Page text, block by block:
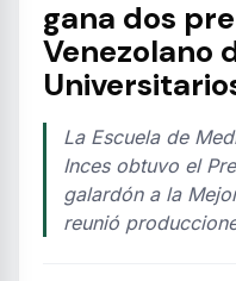
gana dos
Venezolano
La Escuela de
Inces obtuvo el
galardón a la
reunió